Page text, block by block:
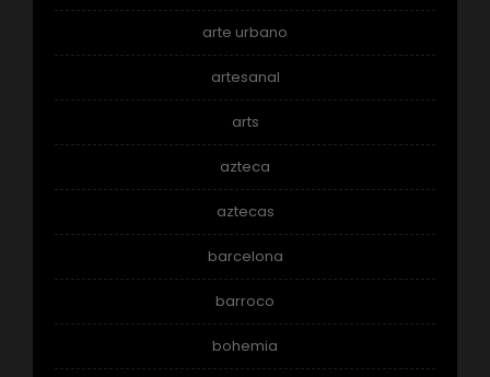
arte urbano
artesanal
arts
azteca
aztecas
barcelona
barroco
bohemia